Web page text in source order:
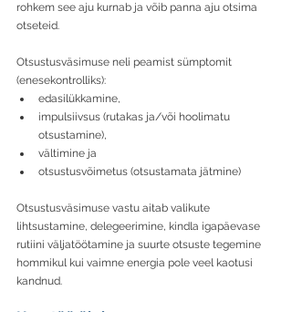
rohkem see aju kurnab ja võib panna aju otsima
otseteid.
Otsustusväsimuse neli peamist sümptomit
(enesekontrolliks):
edasilükkamine,
impulsiivsus (rutakas ja/või hoolimatu
otsustamine),
vältimine ja
otsustusvõimetus (otsustamata jätmine)
Otsustusväsimuse vastu aitab valikute
lihtsustamine, delegeerimine, kindla igapäevase
rutiini väljatöötamine ja suurte otsuste tegemine
hommikul kui vaimne energia pole veel kaotusi
kandnud.